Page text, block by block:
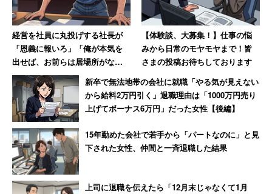
経営を社員に丸投げする社長が
「恩義に報いろ」「俺が本気を
出せば、お前らは居場所がなく
なる」発言 激怒した男性、社
長を罵倒して退職【後編】
【体験談、大募集！】仕事の悩
みから日常のモヤモヤまで！皆
さまの投稿お待ちしております
新卒で無法地帯の会社に就職「やる気が見えない
から給料2万円引く」退職理由は「1000万円売り
上げてボーナス6万円」だった女性【後編】
15年勤めた会社で若手から「パートなのに」と見
下された女性、仲間と一斉退職した結果
上司に退職を伝えたら「12月末じゃなくて1月